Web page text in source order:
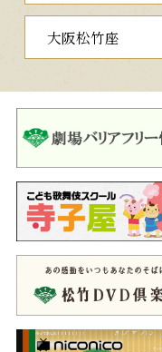
大阪松竹座